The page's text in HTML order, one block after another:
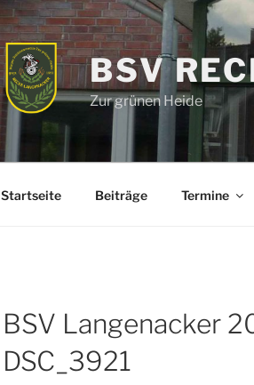
BSV
Zur grünen Heide
Startseite Beiträge Termine
BSV Langenacker
DSC_3921